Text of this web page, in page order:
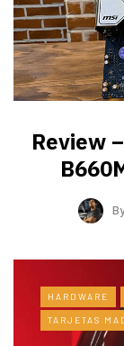
Review
HARDWARE
TARJETAS